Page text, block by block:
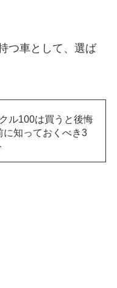
つ車として、選ば
ル100は買うと後悔
に知っておくべき3